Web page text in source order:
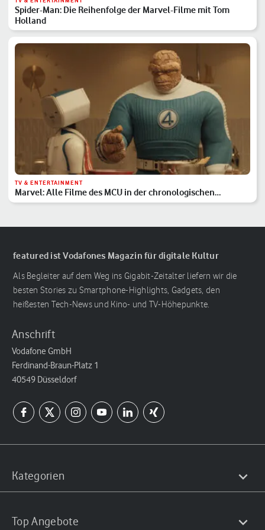
Spider-Man: Die Reihenfolge der Marvel-Filme mit Tom
Holland
TV & ENTERTAINMENT
Marvel: Alle Filme des MCU in der chronologischen
Reihenfolge
featured ist Vodafones Magazin für digitale Kultur
Als Begleiter auf dem Weg ins Gigabit-Zeitalter liefern wir die
besten Stories zu Smartphone-Highlights, Gadgets, den
heißesten Tech-News und Kino- und TV-Höhepunkte.
Anschrift
Vodafone GmbH
Ferdinand-Braun-Platz 1
40549 Düsseldorf
Kategorien
Top Angebote